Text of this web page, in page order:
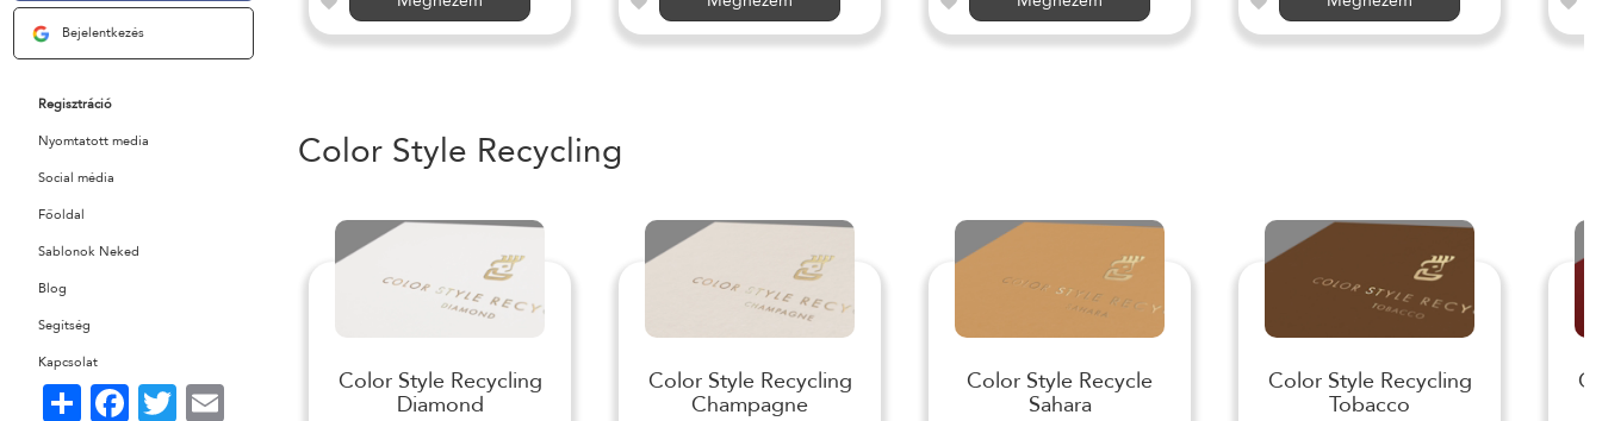
Bejelentkezés
Regisztráció
Nyomtatott media
Social média
Főoldal
Sablonok Neked
Blog
Segítség
Kapcsolat
Share FacebookTwitterEmail
Color Style Recycling
Color Style Recycling
Diamond
Color Style Recycling
Champagne
Color Style Recycle
Sahara
Color Style Recycling
Tobacco